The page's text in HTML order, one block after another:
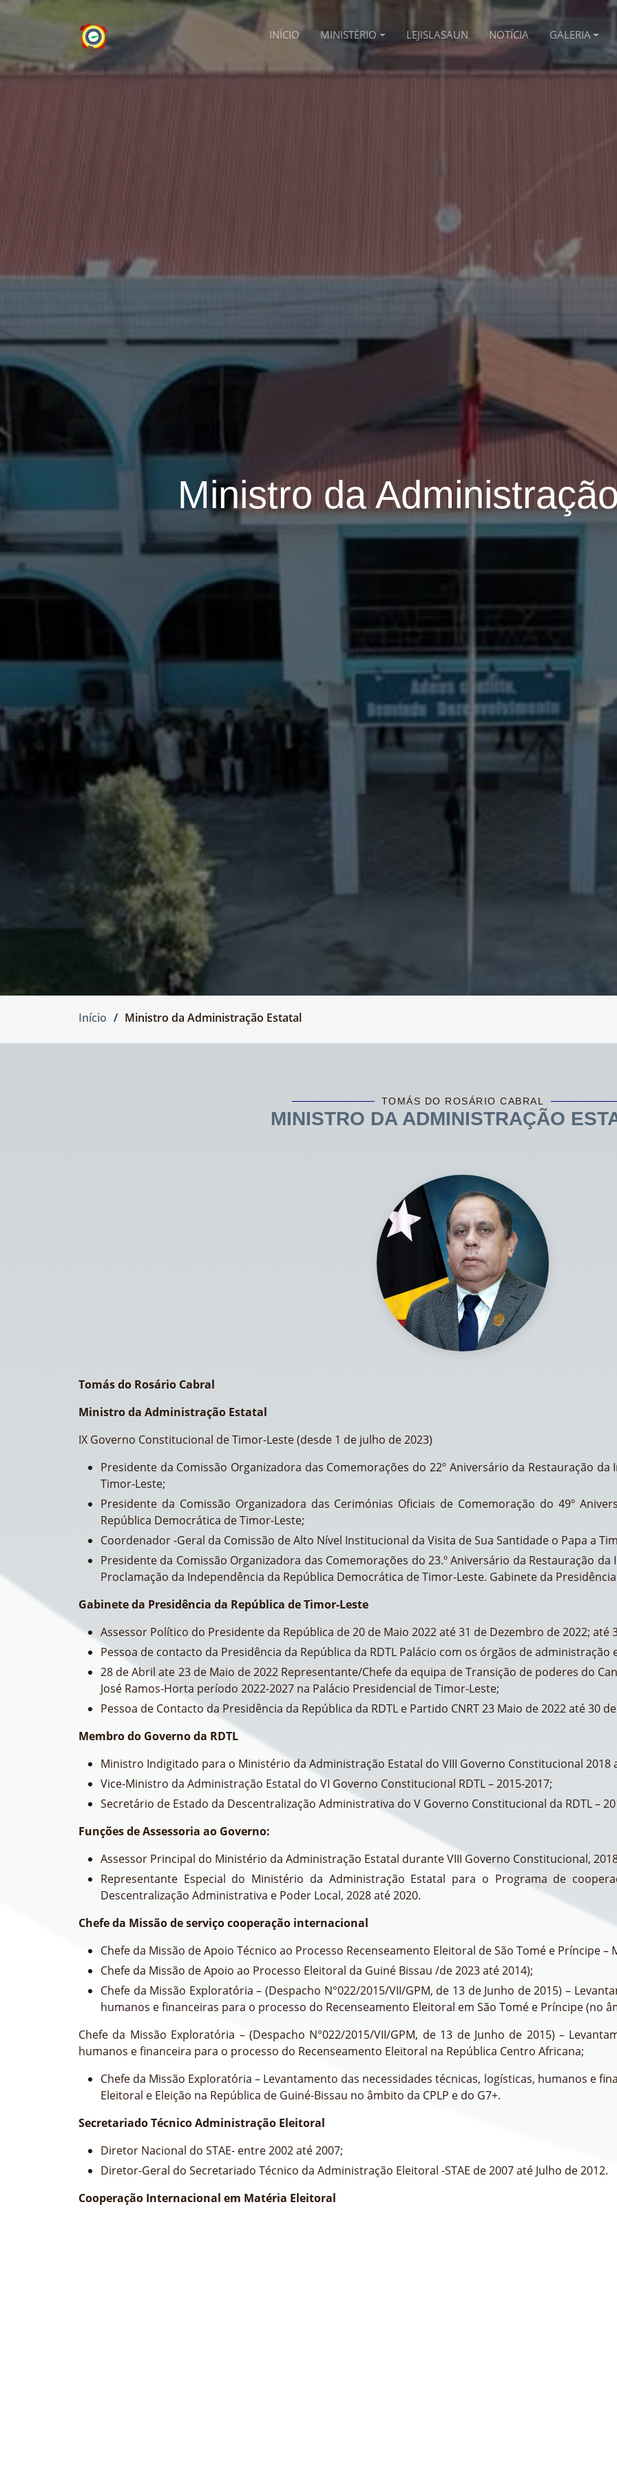
INÍCIO MINISTÉRIO LEJISLASAUN NOTÍCIA GALERIA
Ministro da
Início Ministro da Administração Estatal
TOMÁS DO ROSÁRIO CABRAL
MINISTRO DA ADMINISTRAÇÃO
Tomás do Rosário Cabral
Ministro da Administração Estatal
IX Governo Constitucional de Timor-Leste (desde 1 de julho de 2023)
Presidente da Comissão Organizadora das Comemorações do 22º Aniversário da Restauração
Timor-Leste;
Presidente da Comissão Organizadora das Cerimónias Oficiais de Comemoração do 49º
República Democrática de Timor-Leste;
Coordenador -Geral da Comissão de Alto Nível Institucional da Visita de Sua Santidade o Papa a
Presidente da Comissão Organizadora das Comemorações do 23.º Aniversário da Restauração da
Proclamação da Independência da República Democrática de Timor-Leste. Gabinete da
Gabinete da Presidência da República de Timor-Leste
Assessor Político do Presidente da República de 20 de Maio 2022 até 31 de Dezembro de 2022; até
Pessoa de contacto da Presidência da República da RDTL Palácio com os órgãos de
28 de Abril ate 23 de Maio de 2022 Representante/Chefe da equipa de Transição de poderes do
José Ramos-Horta período 2022-2027 na Palácio Presidencial de Timor-Leste;
Pessoa de Contacto da Presidência da República da RDTL e Partido CNRT 23 Maio de 2022 até 30
Membro do Governo da RDTL
Ministro Indigitado para o Ministério da Administração Estatal do VIII Governo Constitucional 2018
Vice-Ministro da Administração Estatal do VI Governo Constitucional RDTL – 2015-2017;
Secretário de Estado da Descentralização Administrativa do V Governo Constitucional da RDTL –
Funções de Assessoria ao Governo:
Assessor Principal do Ministério da Administração Estatal durante VIII Governo Constitucional,
Representante Especial do Ministério da Administração Estatal para o Programa de
Descentralização Administrativa e Poder Local, 2028 até 2020.
Chefe da Missão de serviço cooperação internacional
Chefe da Missão de Apoio Técnico ao Processo Recenseamento Eleitoral de São Tomé e Príncipe –
Chefe da Missão de Apoio ao Processo Eleitoral da Guiné Bissau /de 2023 até 2014);
Chefe da Missão Exploratória – (Despacho N°022/2015/VII/GPM, de 13 de Junho de 2015) –
humanos e financeiras para o processo do Recenseamento Eleitoral em São Tomé e Príncipe (no
Chefe da Missão Exploratória – (Despacho N°022/2015/VII/GPM, de 13 de Junho de 2015) –
humanos e financeira para o processo do Recenseamento Eleitoral na República Centro Africana;
Chefe da Missão Exploratória – Levantamento das necessidades técnicas, logísticas, humanos e
Eleitoral e Eleição na República de Guiné-Bissau no âmbito da CPLP e do G7+.
Secretariado Técnico Administração Eleitoral
Diretor Nacional do STAE- entre 2002 até 2007;
Diretor-Geral do Secretariado Técnico da Administração Eleitoral -STAE de 2007 até Julho de 2012.
Cooperação Internacional em Matéria Eleitoral